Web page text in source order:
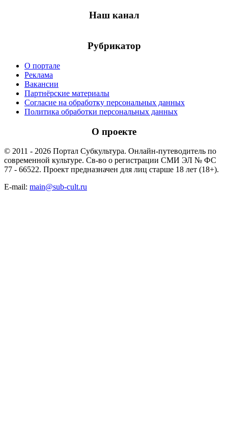
Наш канал
Рубрикатор
О портале
Реклама
Вакансии
Партнёрские материалы
Согласие на обработку персональных данных
Политика обработки персональных данных
О проекте
© 2011 - 2026 Портал Субкультура. Онлайн-путеводитель по
современной культуре. Св-во о регистрации СМИ ЭЛ № ФС
77 - 66522. Проект предназначен для лиц старше 18 лет (18+).
E-mail: main@sub-cult.ru